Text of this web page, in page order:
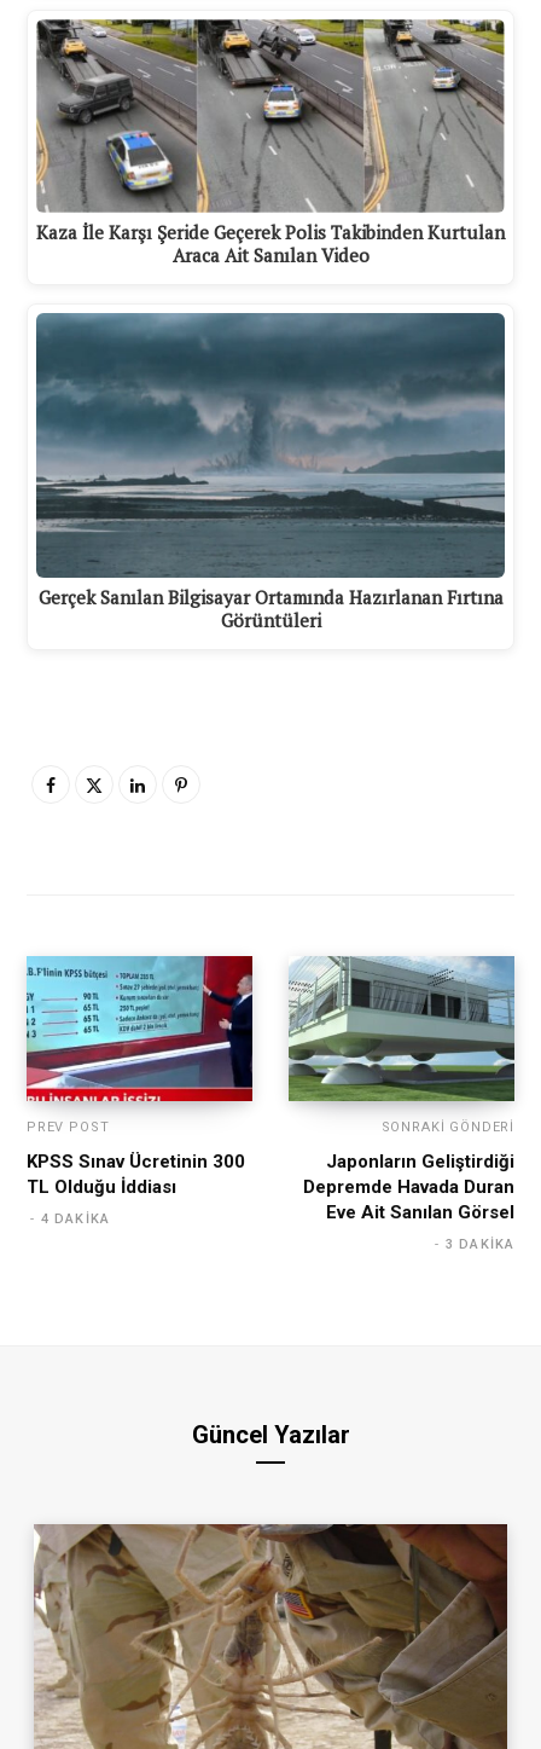
Kaza İle Karşı Şeride Geçerek Polis Takibinden Kurtulan
Araca Ait Sanılan Video
Gerçek Sanılan Bilgisayar Ortamında Hazırlanan Fırtına
Görüntüleri
PREV POST
KPSS Sınav Ücretinin 300
TL Olduğu İddiası
4 DAKIKA
SONRAKI GÖNDERI
Japonların Geliştirdiği
Depremde Havada Duran
Eve Ait Sanılan Görsel
3 DAKIKA
Güncel Yazılar